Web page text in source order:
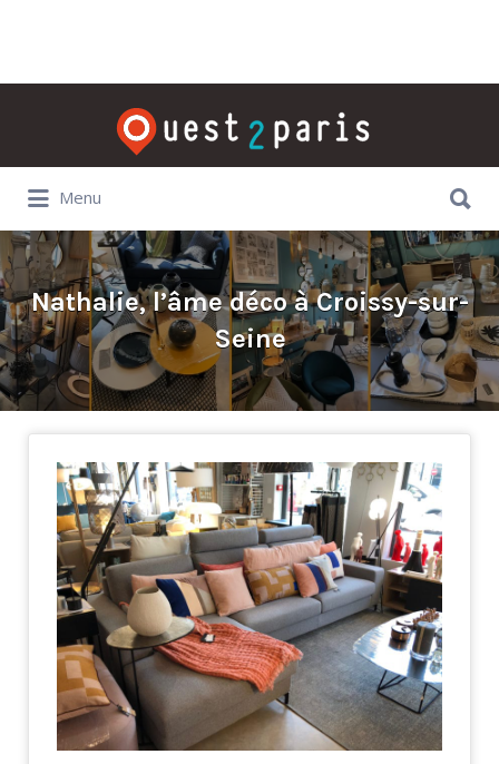
Rechercher:
Menu
Nathalie, l’âme déco à Croissy-sur-
Seine